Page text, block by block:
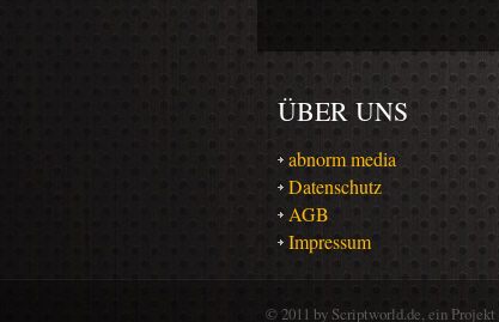
ÜBER UNS
abnorm media
Datenschutz
AGB
Impressum
© 2011 by Scriptworld.de, ein Projekt